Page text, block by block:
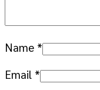
Name *
Email *